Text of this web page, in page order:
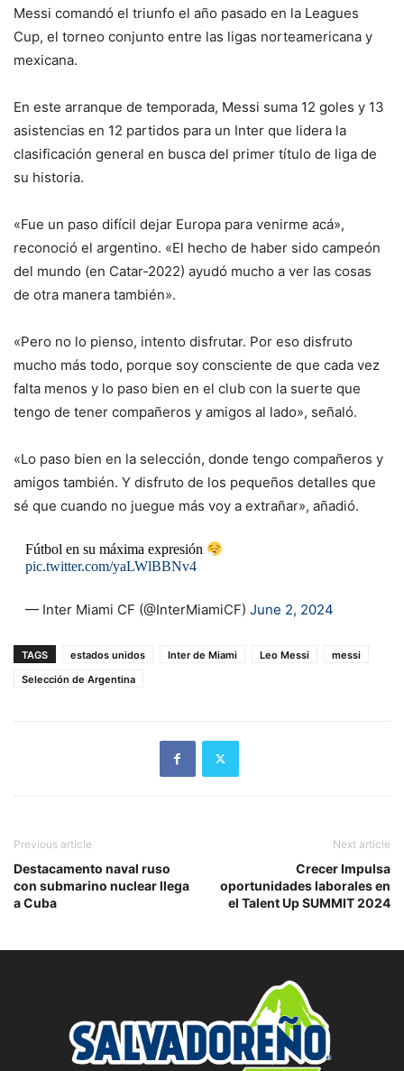
Messi comandó el triunfo el año pasado en la Leagues
Cup, el torneo conjunto entre las ligas norteamericana y
mexicana.
En este arranque de temporada, Messi suma 12 goles y 13
asistencias en 12 partidos para un Inter que lidera la
clasificación general en busca del primer título de liga de
su historia.
«Fue un paso difícil dejar Europa para venirme acá»,
reconoció el argentino. «El hecho de haber sido campeón
del mundo (en Catar-2022) ayudó mucho a ver las cosas
de otra manera también».
«Pero no lo pienso, intento disfrutar. Por eso disfruto
mucho más todo, porque soy consciente de que cada vez
falta menos y lo paso bien en el club con la suerte que
tengo de tener compañeros y amigos al lado», señaló.
«Lo paso bien en la selección, donde tengo compañeros y
amigos también. Y disfruto de los pequeños detalles que
sé que cuando no juegue más voy a extrañar», añadió.
Fútbol en su máxima expresión
pic.twitter.com/yaLWlBBNv4
— Inter Miami CF (@InterMiamiCF) June 2, 2024
TAGS estados unidos Inter de Miami Leo Messi
messi
Selección de Argentina
Previous article
Destacamento naval ruso
con submarino nuclear llega
a Cuba
Next article
Crecer Impulsa
oportunidades laborales en
el Talent Up SUMMIT 2024